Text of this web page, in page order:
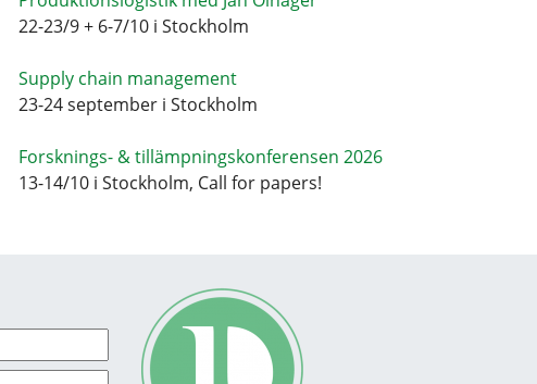
22-23/9 + 6-7/10 i Stockholm
Supply chain management
23-24 september i Stockholm
Forsknings- & tillämpningskonferensen 2026
13-14/10 i Stockholm, Call for papers!